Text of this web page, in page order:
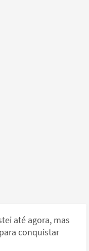
até agora, mas
conquistar